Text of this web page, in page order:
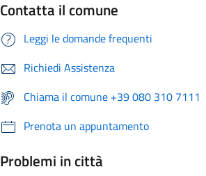
Contatta il comune
Leggi le domande frequenti
Richiedi Assistenza
Chiama il comune +39 080 310 7111
Prenota un appuntamento
Problemi in città